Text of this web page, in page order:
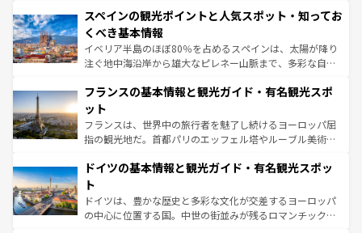
ろん、トスカーナの美しい田園風景やアマルフィ海岸の絶
景など、自然景観も見逃せない。観光の合間には、本場の
ピザやパスタなど、絶品のイタリア料理を堪能することも
できる。朝目覚めてから夜眠るまで、すべての瞬間を楽し
なお、新着のイタリア情報はコンテンツ一覧を参照してほ
しい。
スペインの観光ポイントと人気スポット・知ってお
くべき基本情報
イベリア半島のほぼ80％を占めるスペインは、太陽が降り
注ぐ地中海沿岸から雄大なピレネー山脈まで、多彩な自然
文化が根付くこの国では、情熱的なフラメンコ、熱気あふ
れる闘牛、そして美味しいタパスが生活の一部となってい
る。首都マドリードの洗練された雰囲気や、バルセロナの
アートに溢れた街角から、地方では古代ローマ遺跡や中世
せる。地方によって風土や気候が異なるスペインはその個
ンテンツ一覧 を参照してほしい。
フランスの基本情報と観光ガイド・有名観光スポ
ット
フランスは、世界中の旅行者を魅了し続けるヨーロッパ屈
指の観光地だ。首都パリのエッフェル塔やルーブル美術館
で、幅広い魅力が詰まっている。華麗な宮殿、歴史的な大
聖堂、美しいビーチ、そして豊かな自然が、訪れる者を心
から魅了する。また、フランスは美食の国としても知ら
れ、フランス料理はユネスコ無形文化遺産にも登録されて
ドイツの基本情報と観光ガイド・有名観光スポッ
ト
ドイツは、豊かな歴史と多彩な文化が交差するヨーロッパ
の中心に位置する国。中世の街並みが残るロマンチック街